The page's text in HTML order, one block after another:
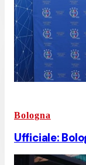
Bologna
Ufficiale: